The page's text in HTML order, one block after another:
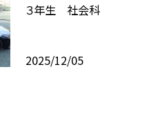
３年生 社会科
2025/12/05